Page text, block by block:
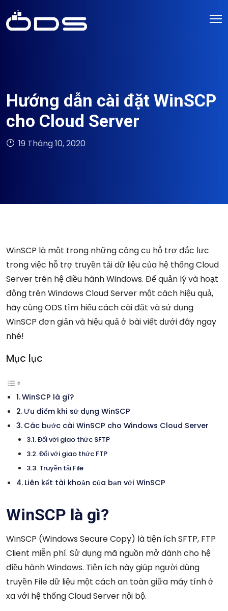
Hướng dẫn cài đặt WinSCP
cho Cloud Server
19 Tháng 10, 2020
WinSCP là một trong những công cụ hỗ trợ đắc lực
trong việc hỗ trợ truyền tải dữ liệu của hệ thống Cloud
Server trên hệ điều hành Windows. Để quản lý và hoạt
động trên Windows Cloud Server một cách hiệu quả,
hãy cùng ODS tìm hiểu cách cài đặt và sử dụng
WinSCP đơn giản và hiệu quả ở bài viết dưới đây ngay
nhé!
Mục lục
WinSCP là gì?
Ưu điểm khi sử dụng WinSCP
Các bước cài WinSCP cho Windows Cloud Server
Đối với giao thức SFTP
Đối với giao thức FTP
Truyền tải File
Liên kết tài khoản của bạn với WinSCP
WinSCP là gì?
WinSCP (Windows Secure Copy) là tiện ích SFTP, FTP
Client miễn phí. Sử dụng mã nguồn mở dành cho hệ
điều hành Windows. Tiện ích này giúp người dùng
truyền File dữ liệu một cách an toàn giữa máy tính ở
xa với hệ thống Cloud Server nội bộ.